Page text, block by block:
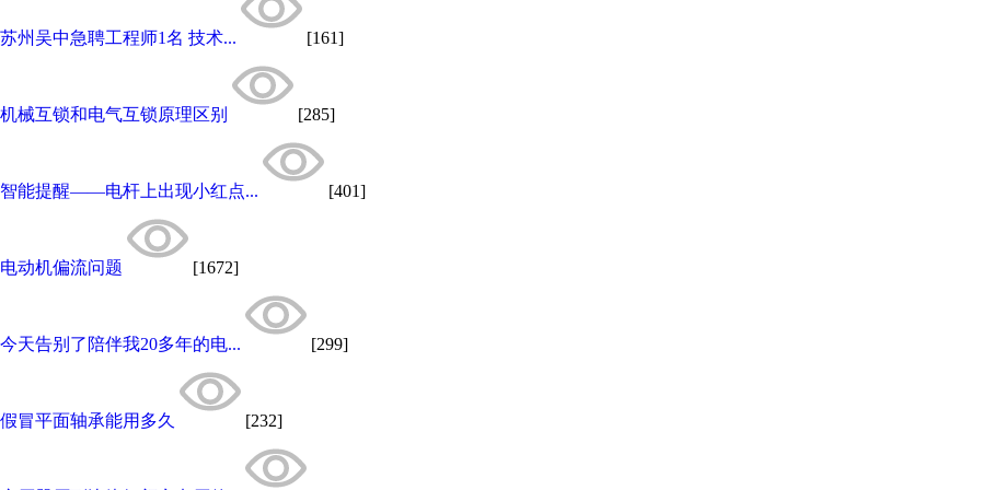
苏州吴中急聘工程师1名 技术... [161]
机械互锁和电气互锁原理区别 [285]
智能提醒——电杆上出现小红点... [401]
电动机偏流问题 [1672]
今天告别了陪伴我20多年的电... [299]
假冒平面轴承能用多久 [232]